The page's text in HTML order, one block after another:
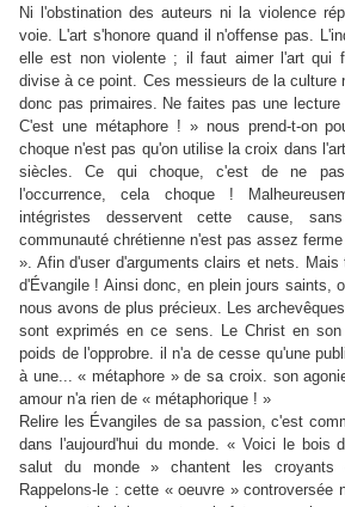
Ni l'obstination des auteurs ni la violence
voie. L'art s'honore quand il n'offense pas.
elle est non violente ; il faut aimer l'art qui
divise à ce point. Ces messieurs de la culture
donc pas primaires. Ne faites pas une
C'est une métaphore ! » nous prend-t-on
choque n'est pas qu'on utilise la croix dans
siècles. Ce qui choque, c'est de ne
l'occurrence, cela choque !
intégristes desservent cette cause,
communauté chrétienne n'est pas assez
». Afin d'user d'arguments clairs et nets. Mais
d'Évangile ! Ainsi donc, en plein jours saints,
nous avons de plus précieux. Les
sont exprimés en ce sens. Le Christ en
poids de l'opprobre. il n'a de cesse qu'une
à une... « métaphore » de sa croix. son
amour n'a rien de « métaphorique ! »
Relire les Évangiles de sa passion, c'est
dans l'aujourd'hui du monde. « Voici le bois
salut du monde » chantent les croyants
Rappelons-le : cette « oeuvre » controversée